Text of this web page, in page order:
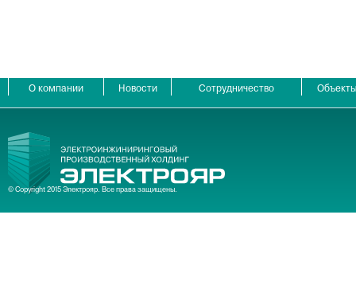
О компании Новости Сотрудничество
© Copyright 2015 Электрояр. Все права защищены.